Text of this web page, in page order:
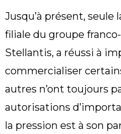
Jusqu’à présent, seule
filiale du groupe
Stellantis, a réussi à
commercialiser
autres n’ont toujours
autorisations
la pression est à son